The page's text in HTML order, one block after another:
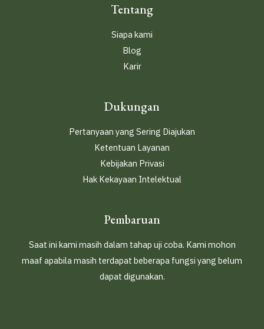
Tentang
Siapa kami
Blog
Karir
Dukungan
Pertanyaan yang Sering Diajukan
Ketentuan Layanan
Kebijakan Privasi
Hak Kekayaan Intelektual
Pembaruan
Saat ini kami masih dalam tahap uji coba. Kami mohon
maaf apabila masih terdapat beberapa fungsi yang belum
dapat digunakan.